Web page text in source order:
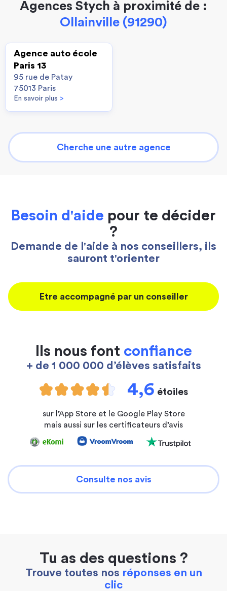
Agences Stych à proximité de :
Ollainville (91290)
Agence auto école
Paris 13
95 rue de Patay
75013 Paris
En savoir plus >
Cherche une autre agence
Besoin d'aide pour te décider
?
Demande de l'aide à nos conseillers, ils
sauront t'orienter
Etre accompagné par un conseiller
Ils nous font confiance
+ de 1 000 000 d’élèves satisfaits
4,6 étoiles
sur l’App Store et le Google Play Store
mais aussi sur les certificateurs d’avis
Consulte nos avis
Tu as des questions ?
Trouve toutes nos réponses en un
clic